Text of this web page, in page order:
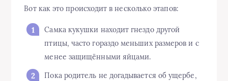
Вот как это происходит в несколько этапов:
Самка кукушки находит гнездо другой
птицы, часто гораздо меньших размеров и с
менее защищёнными яйцами.
Пока родитель не догадывается об ущербе,